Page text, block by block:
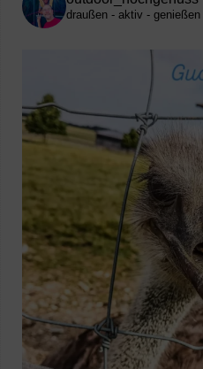
draußen - aktiv - genießen